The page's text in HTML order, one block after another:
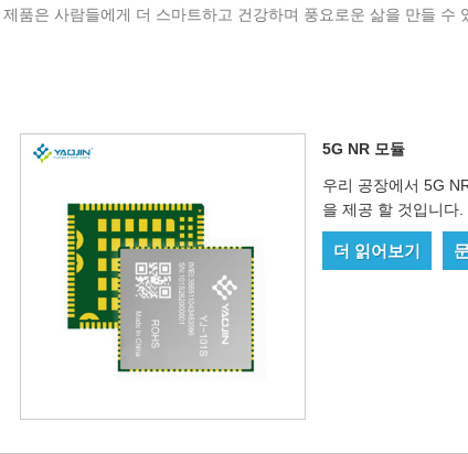
품은 사람들에게 더 스마트하고 건강하며 풍요로운 삶을 만들 수
5G NR 모듈
우리 공장에서 5G
을 제공 할 것입니다.
더 읽어보기